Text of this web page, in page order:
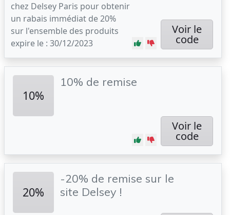
chez Delsey Paris pour obtenir
un rabais immédiat de 20%
sur l'ensemble des produits
expire le : 30/12/2023
Voir le
code
10%
10% de remise
Voir le
code
20%
-20% de remise sur le
site Delsey !